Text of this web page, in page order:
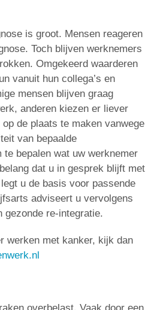
is groot. Mensen reageren
Toch blijven werknemers
Omgekeerd waarderen
vanuit hun collega’s en
mensen blijven graag
anderen kiezen er liever
de plaats te maken vanwege
van bepaalde
te bepalen wat uw werknemer
dat u in gesprek blijft met
u de basis voor passende
adviseert u vervolgens
gezonde re-integratie.
werken met kanker, kijk dan